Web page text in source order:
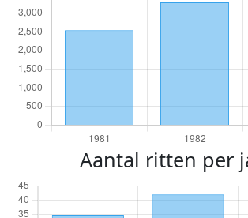
Aantal ritten per